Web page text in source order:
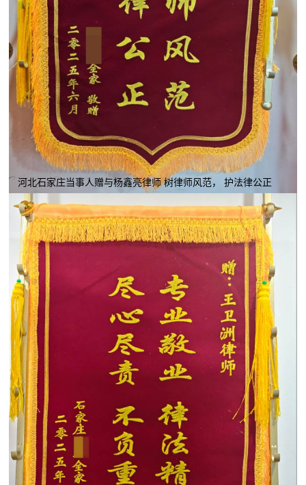
河北石家庄当事人赠与杨鑫亮律师 树律师风范， 护法律公正